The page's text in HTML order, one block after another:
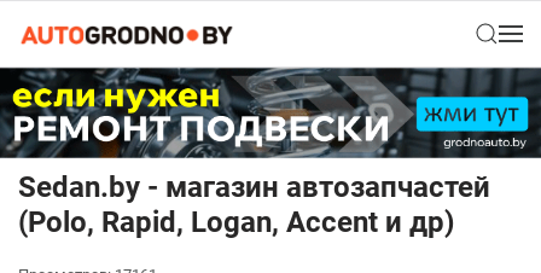
Sedan.by - магазин автозапчастей
(Polo, Rapid, Logan, Accent и др)